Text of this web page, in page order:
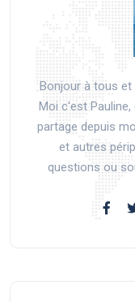
Bonjour à tous et
Moi c'est
partage depuis
et autres
questions ou